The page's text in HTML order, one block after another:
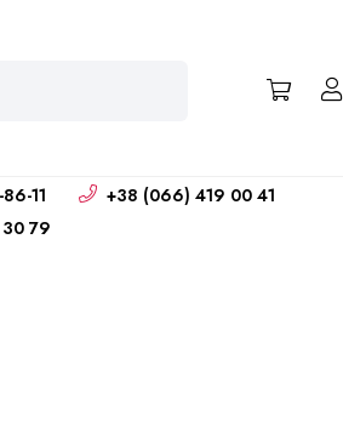
11
+38 (066) 419 00 41
79